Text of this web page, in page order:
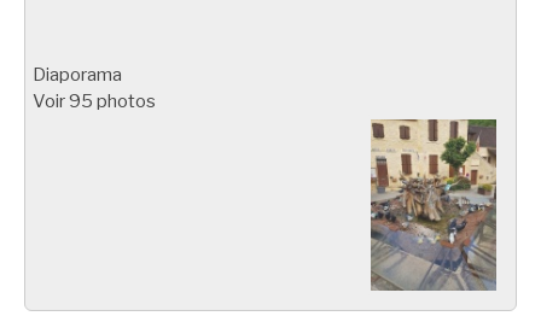
Diaporama
Voir 95 photos